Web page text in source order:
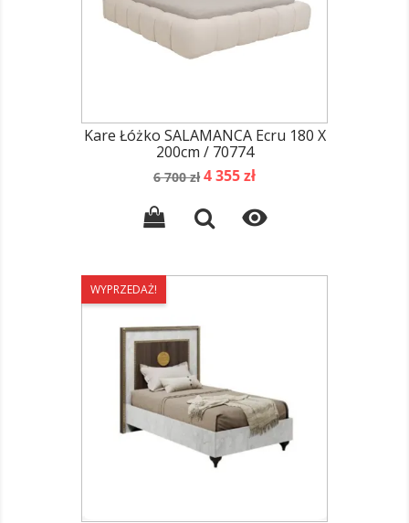
Kare Łóżko SALAMANCA Ecru 180 X
200cm / 70774
Cena
6 700 zł Cena
4 355 zł

WYPRZEDAŻ!